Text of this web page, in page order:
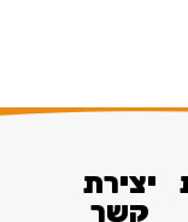
יצירת
קשר